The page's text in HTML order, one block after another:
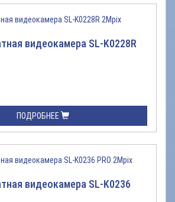
видеокамера SL-K0228R
ПОДРОБНЕЕ
видеокамера SL-K0236